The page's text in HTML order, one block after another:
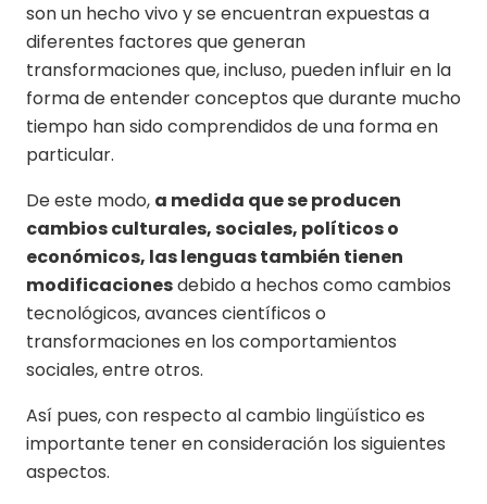
son un hecho vivo y se encuentran expuestas a
diferentes factores que generan
transformaciones que, incluso, pueden influir en la
forma de entender conceptos que durante mucho
tiempo han sido comprendidos de una forma en
particular.
De este modo, a medida que se producen
cambios culturales, sociales, políticos o
económicos, las lenguas también tienen
modificacionesdebido a hechos como cambios
tecnológicos, avances científicos o
transformaciones en los comportamientos
sociales, entre otros.
Así pues, con respecto al cambio lingüístico es
importante tener en consideración los siguientes
aspectos.